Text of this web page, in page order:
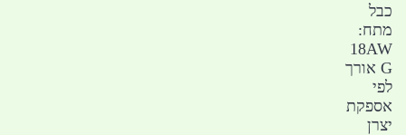
כבל
מתח:
18AW
G אורך
לפי
אספקת
יצרן